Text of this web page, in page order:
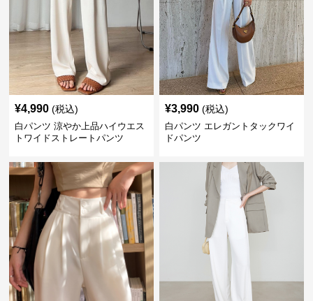
¥4,990 (税込)
白パンツ 涼やか上品ハイウエス
トワイドストレートパンツ
¥3,990 (税込)
白パンツ エレガントタックワイ
ドパンツ